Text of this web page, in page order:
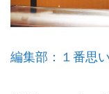
編集部：１番思